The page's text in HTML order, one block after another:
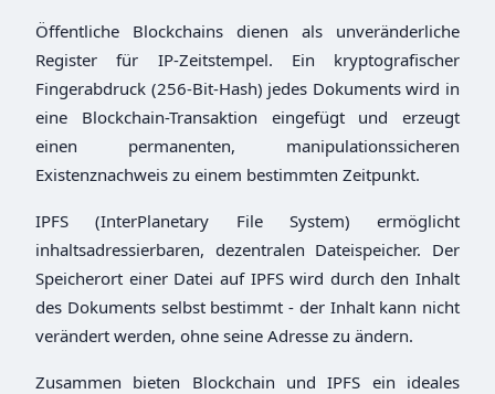
Öffentliche Blockchains dienen als unveränderliche
Register für IP-Zeitstempel. Ein kryptografischer
Fingerabdruck (256-Bit-Hash) jedes Dokuments wird in
eine Blockchain-Transaktion eingefügt und erzeugt
einen permanenten, manipulationssicheren
Existenznachweis zu einem bestimmten Zeitpunkt.
IPFS (InterPlanetary File System) ermöglicht
inhaltsadressierbaren, dezentralen Dateispeicher. Der
Speicherort einer Datei auf IPFS wird durch den Inhalt
des Dokuments selbst bestimmt - der Inhalt kann nicht
verändert werden, ohne seine Adresse zu ändern.
Zusammen bieten Blockchain und IPFS ein ideales